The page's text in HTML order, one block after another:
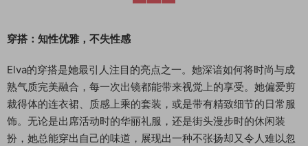
穿搭：知性优雅，不失性感
Elva的穿搭是她最引人注目的亮点之一。她深谙如何将时尚与成
熟气质完美融合，每一次出镜都能带来视觉上的享受。她偏爱剪
裁得体的连衣裙、质感上乘的套装，或是带有精致细节的日常服
饰。无论是出席活动时的华丽礼服，还是街头漫步时的休闲装
扮，她总能穿出自己的味道，展现出一种不张扬却又令人难以忽